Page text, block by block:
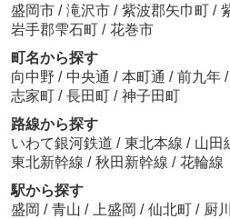
盛岡市 / 滝沢市 / 紫波郡矢巾町 /
岩手郡雫石町 / 花巻市
町名から探す
向中野 / 中央通 / 本町通 / 前九年 /
志家町 / 長田町 / 神子田町
路線から探す
いわて銀河鉄道 / 東北本線 / 山田
東北新幹線 / 秋田新幹線 / 花輪線
駅から探す
盛岡 / 青山 / 上盛岡 / 仙北町 / 厨川